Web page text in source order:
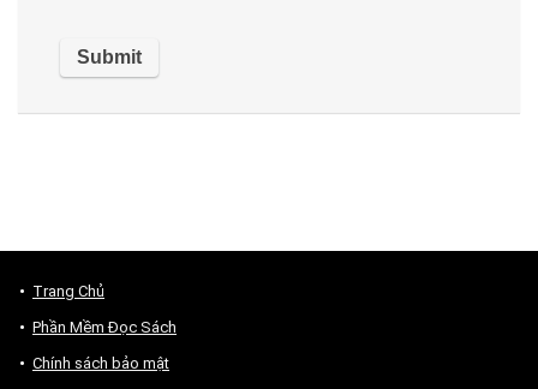
Trang Chủ
Phần Mềm Đọc Sách
Chính sách bảo mật